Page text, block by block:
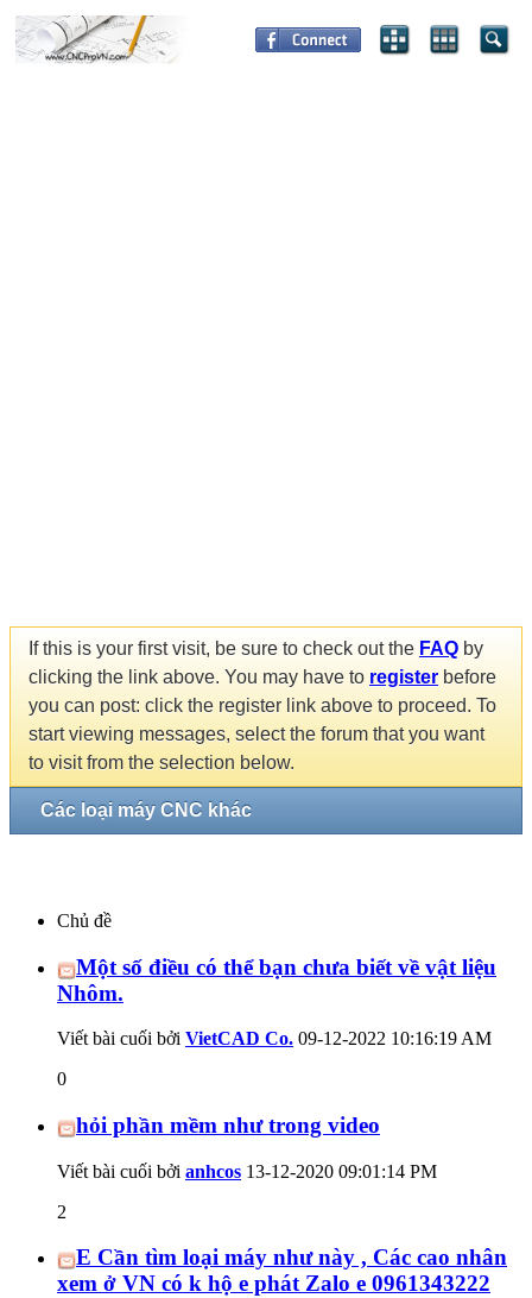
If this is your first visit, be sure to check out the FAQ by
clicking the link above. You may have to register before
you can post: click the register link above to proceed. To
start viewing messages, select the forum that you want
to visit from the selection below.
Các loại máy CNC khác
Chủ đề
Một số điều có thể bạn chưa biết về vật liệu
Nhôm.
Viết bài cuối bởi VietCAD Co. 09-12-2022 10:16:19 AM
0
hỏi phần mềm như trong video
Viết bài cuối bởi anhcos 13-12-2020 09:01:14 PM
2
E Cần tìm loại máy như này , Các cao nhân
xem ở VN có k hộ e phát Zalo e 0961343222